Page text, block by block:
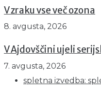
V zraku vse več ozona
8. avgusta, 2026
V Ajdovščini ujeli
7. avgusta, 2026
spletna izvedba: